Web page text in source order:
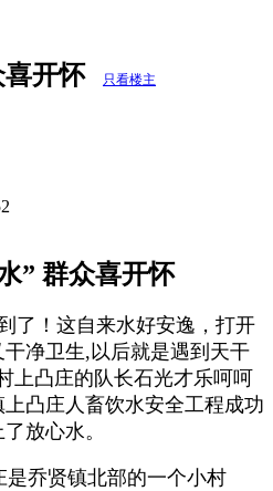
喜开怀 只看楼主
” 群众喜开怀
了！这自来水好安逸，打开
净卫生,以后就是遇到天干
上凸庄的队长石光才乐呵呵
凸庄人畜饮水安全工程成功
放心水。
乔贤镇北部的一个小村